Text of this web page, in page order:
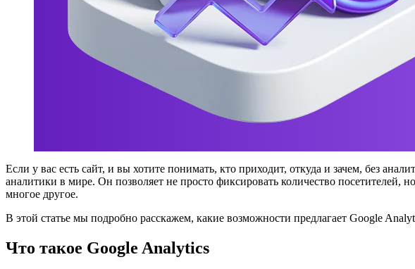
Если у вас есть сайт, и вы хотите понимать, кто приходит, откуда и зачем, без
аналитики в мире. Он позволяет не просто фиксировать количество посетителей,
многое другое.
В этой статье мы подробно расскажем, какие возможности предлагает Google
Что такое Google Analytics